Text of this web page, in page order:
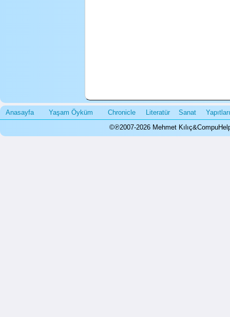
Anasayfa Yaşam Öyküm Chronicle Literatür Sanat
©℗2007-2026 Mehmet